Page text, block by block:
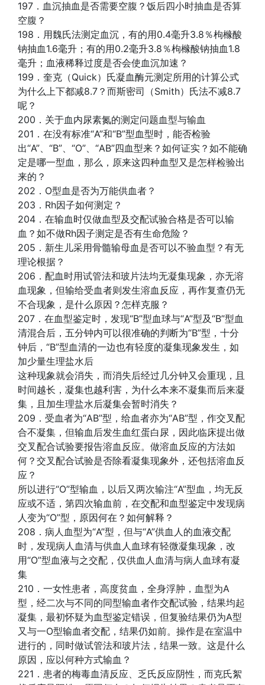
197．血沉抽血是否需要空腹？饭后四小时抽血是否算
空腹？
198．用魏氏法测定血沉，有的用0.4毫升3.8％枸橼酸
钠抽血1.6毫升；有的用0.2毫升3.8％枸橼酸钠抽血1.8
毫升；血液稀释过度是否会使血沉加速？
199．奎克（Quick）氏凝血酶元测定所用的计算公式
为什么上下都减8.7？而斯密司（Smith）氏法不减8.7
呢？
200．关于血内尿素氮的测定问题血型与输血
201．在没有标准“A”和“B”型血型时，能否检验
出“A”、“B”、“O”、“AB”四血型来？如何证实？如不能确
定是哪一型血，那么，原来这四种血型又是怎样检验出
来的？
202．O型血是否为万能供血者？
203．Rh因子如何测定？
204．在输血时仅做血型及交配试验合格是否可以输
血？如不做Rh因子测定是否有生命危险？
205．新生儿采用骨髓输母血是否可以不验血型？有无
理论根据？
206．配血时用试管法和玻片法均无凝集现象，亦无溶
血现象，但输给受血者则发生溶血反应，再作复查仍无
不合现象，是什么原因？怎样克服？
207．在血型鉴定时，发现“B”型血球与“A”型及“B”型血
清混合后，五分钟内可以很准确的判断为“B”型，十分
钟后，“B”型血清的一边也有轻度的凝集现象发生，如
加少量生理盐水后
这种现象就会消失，而消失后经过几分钟又会重现，且
时间越长，凝集也越利害，为什么本来不凝集而后来凝
集，且加生理盐水后凝集会暂时消失？
209．受血者为“AB”型，给血者亦为“AB”型，作交叉配
合不凝集，但输血后发生血红蛋白尿，因此临床提出做
交叉配合试验要报告溶血反应。做溶血反应的方法如
何？交叉配合试验是否除看凝集现象外，还包括溶血反
应？
所以进行“O”型输血，以后又两次输注“A”型血，均无反
应或不适，第四次输血前，在交配和血型鉴定中发现病
人变为“O”型，原因何在？如何解释？
208．病人血型为“A”型，但与“A”供血人的血液交配
时，发现病人血清与供血人血球有轻微凝集现象，改
用“O”型血液与之交配，仅供血人血清与病人血球有凝
集
210．一女性患者，高度贫血，全身浮肿，血型为A
型，经二次与不同的同型输血者作交配试验，结果均起
凝集，最初怀疑为血型鉴定错误，但复验结果仍为A型
又与一O型输血者交配，结果仍如前。操作是在室温中
进行的，同时做试管法和玻片法，结果一致。这是什么
原因，应以何种方式输血？
221．患者的梅毒血清反应、乏氏反应阴性，而克氏絮